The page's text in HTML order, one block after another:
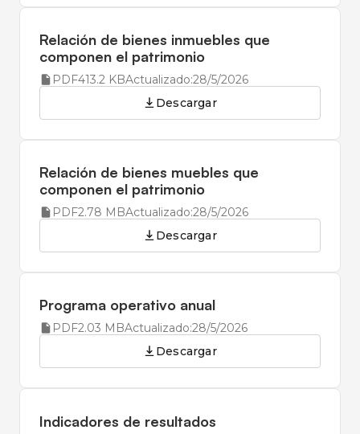
Relación de bienes inmuebles que
componen el patrimonio
PDF413.2 KBActualizado:28/5/2026
Descargar
Relación de bienes muebles que
componen el patrimonio
PDF2.78 MBActualizado:28/5/2026
Descargar
Programa operativo anual
PDF2.03 MBActualizado:28/5/2026
Descargar
Indicadores de resultados